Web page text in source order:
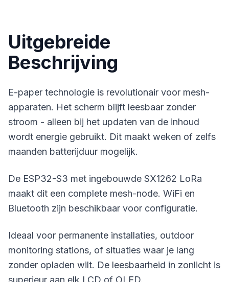
Uitgebreide
Beschrijving
E-paper technologie is revolutionair voor mesh-
apparaten. Het scherm blijft leesbaar zonder
stroom - alleen bij het updaten van de inhoud
wordt energie gebruikt. Dit maakt weken of zelfs
maanden batterijduur mogelijk.
De ESP32-S3 met ingebouwde SX1262 LoRa
maakt dit een complete mesh-node. WiFi en
Bluetooth zijn beschikbaar voor configuratie.
Ideaal voor permanente installaties, outdoor
monitoring stations, of situaties waar je lang
zonder opladen wilt. De leesbaarheid in zonlicht is
superieur aan elk LCD of OLED.